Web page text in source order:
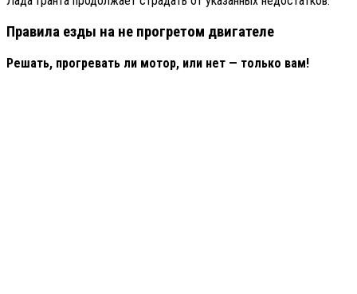
Правила езды на не прогретом двигателе
Решать, прогревать ли мотор, или нет — только вам!